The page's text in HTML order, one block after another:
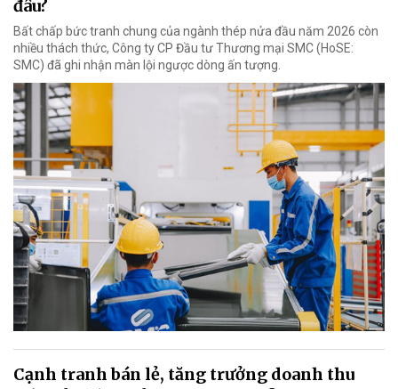
đâu?
Bất chấp bức tranh chung của ngành thép nửa đầu năm 2026 còn
nhiều thách thức, Công ty CP Đầu tư Thương mại SMC (HoSE:
SMC) đã ghi nhận màn lội ngược dòng ấn tượng.
Cạnh tranh bán lẻ, tăng trưởng doanh thu